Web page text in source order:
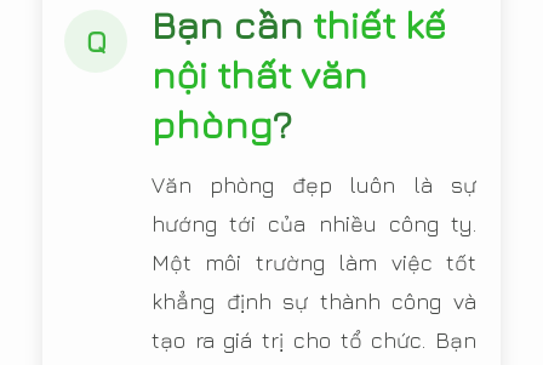
Q Bạn cần thiết kế
nội thất văn
phòng?
Văn phòng đẹp luôn là sự
hướng tới của nhiều công ty.
Một môi trường làm việc tốt
khẳng định sự thành công và
tạo ra giá trị cho tổ chức. Bạn